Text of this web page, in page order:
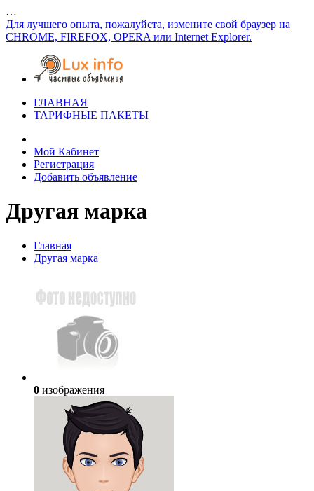
…
Для лучшего опыта, пожалуйста, измените свой браузер на
CHROME, FIREFOX, OPERA или Internet Explorer.
ГЛАВНАЯ
ТАРИФНЫЕ ПАКЕТЫ
Мой Кабинет
Регистрация
Добавить объявление
Другая марка
Главная
Другая марка
0 изображения